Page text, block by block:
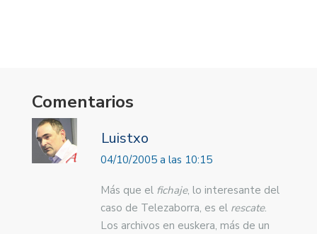
Comentarios
Luistxo
04/10/2005 a las 10:15
Más que el fichaje, lo interesante del
caso de Telezaborra, es el rescate.
Los archivos en euskera, más de un